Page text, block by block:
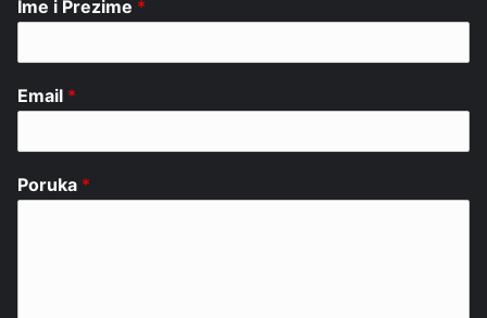
Ime i Prezime *
Email *
Poruka *